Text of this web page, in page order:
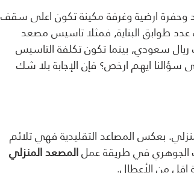
وحفرة ارضية وغرفة مكينة تكون اعلى سقف
عدد طوابق البناية, فمثلا تاسيس مصعد
من 3 طوابق يكلف تقديراً من 25 الى 35 الف ريال سعودي, بينما تكون تكلفة التاسيس
الى سؤالنا ايهم ارخص؟ فإن الإجابة بلا شك
بعكس المصاعد التقليدية فهي تلائم
المصعد المنزلي
اقل من الأعطال.